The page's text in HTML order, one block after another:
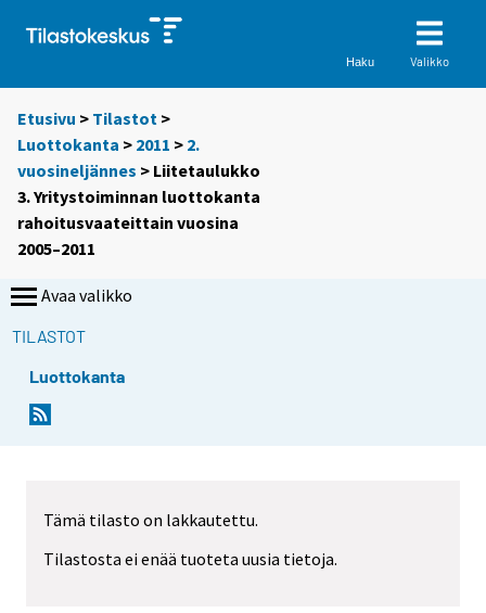
Haku Valikko
Etusivu > Tilastot >
Luottokanta > 2011 > 2.
vuosineljännes > Liitetaulukko
3. Yritystoiminnan luottokanta
rahoitusvaateittain vuosina
2005–2011
Avaa valikko
TILASTOT
Luottokanta
Tämä tilasto on lakkautettu.
Tilastosta ei enää tuoteta uusia tietoja.